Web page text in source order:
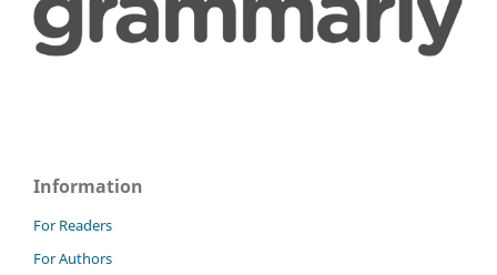
Information
For Readers
For Authors